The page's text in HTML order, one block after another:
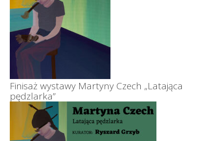
Finisaż wystawy Martyny Czech „Latająca
pędzlarka”